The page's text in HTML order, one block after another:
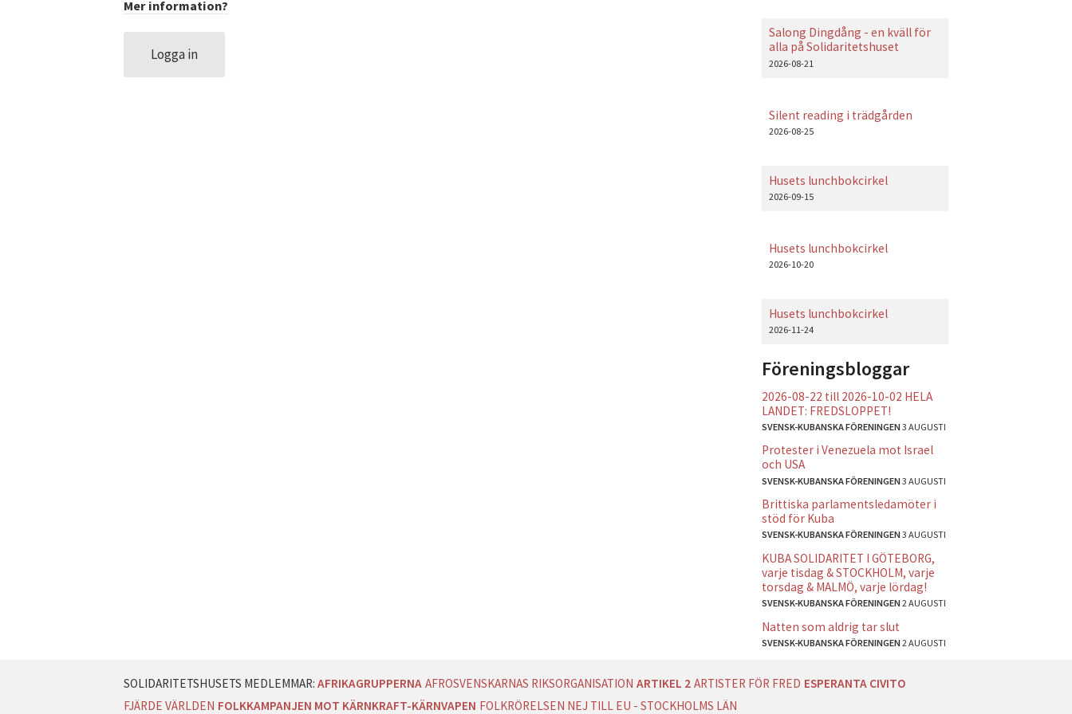
Mer information?
Logga in
Salong Dingdång - en kväll för
alla på Solidaritetshuset
2026-08-21
Silent reading i trädgården
2026-08-25
Husets lunchbokcirkel
2026-09-15
Husets lunchbokcirkel
2026-10-20
Husets lunchbokcirkel
2026-11-24
Föreningsbloggar
2026-08-22 till 2026-10-02 HELA
LANDET: FREDSLOPPET!
SVENSK-KUBANSKA FÖRENINGEN3 AUGUSTI
Protester i Venezuela mot Israel
och USA
SVENSK-KUBANSKA FÖRENINGEN3 AUGUSTI
Brittiska parlamentsledamöter i
stöd för Kuba
SVENSK-KUBANSKA FÖRENINGEN3 AUGUSTI
KUBA SOLIDARITET I GÖTEBORG,
varje tisdag & STOCKHOLM, varje
torsdag & MALMÖ, varje lördag!
SVENSK-KUBANSKA FÖRENINGEN2 AUGUSTI
Natten som aldrig tar slut
SVENSK-KUBANSKA FÖRENINGEN2 AUGUSTI
AFRIKAGRUPPERNA AFROSVENSKARNAS RIKSORGANISATION ARTIKEL 2 ARTISTER FÖR FRED ESPERANTA CIVITO
FJÄRDE VÄRLDEN FOLKKAMPANJEN MOT KÄRNKRAFT-KÄRNVAPEN FOLKRÖRELSEN NEJ TILL EU - STOCKHOLMS LÄN